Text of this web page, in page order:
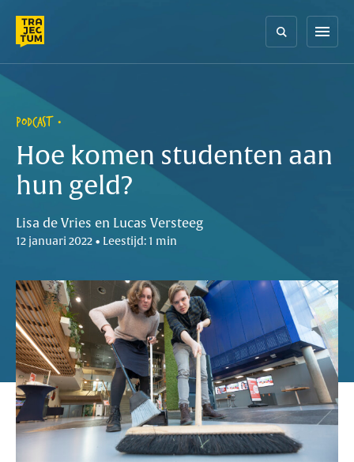
content
menu
PODCAST
Hoe komen studenten aan
hun geld?
Lisa de Vries en Lucas Versteeg
12 januari 2022 • Leestijd: 1 min